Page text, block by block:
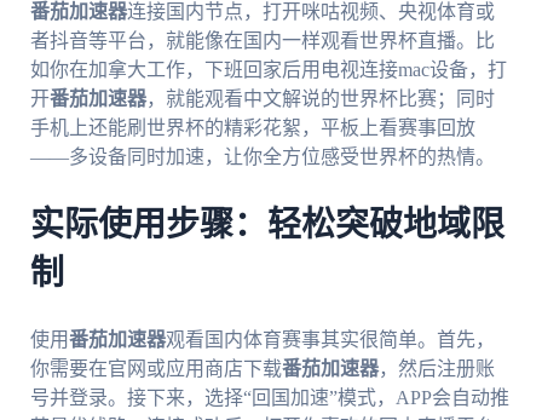
番茄加速器连接国内节点，打开咪咕视频、央视体育或
者抖音等平台，就能像在国内一样观看世界杯直播。比
如你在加拿大工作，下班回家后用电视连接mac设备，打
开番茄加速器，就能观看中文解说的世界杯比赛；同时
手机上还能刷世界杯的精彩花絮，平板上看赛事回放
——多设备同时加速，让你全方位感受世界杯的热情。
实际使用步骤：轻松突破地域限
制
使用番茄加速器观看国内体育赛事其实很简单。首先，
你需要在官网或应用商店下载番茄加速器，然后注册账
号并登录。接下来，选择“回国加速”模式，APP会自动推